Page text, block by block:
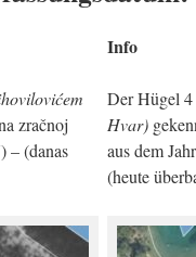
zračnoj
– (danas
Info
Der Hügel
Hvar)
aus dem
(heute